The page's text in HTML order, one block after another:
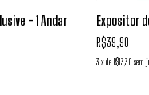
- 1 Andar
Expositor
R$39,90
3 xde R$13,30 sem